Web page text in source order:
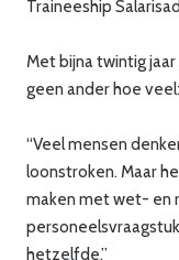
Traineeship
Met bijna twintig
geen ander hoe
“Veel mensen
loonstroken. Maar
maken met wet- en
hetzelfde.”